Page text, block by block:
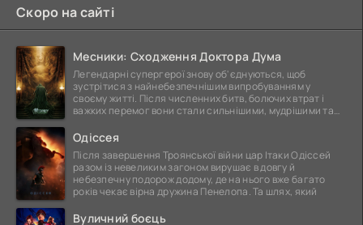
Скоро на сайті
Месники: Сходження Доктора Дума
Легендарні супергерої знову об'єднуються, щоб
зустрітися з найнебезпечнішим випробуванням у
своєму житті. Після численних битв, болючих втрат і
важких перемог вони стали сильнішими, мудрішими та
Одіссея
Після завершення Троянської війни цар Ітаки Одіссей
разом із невеликим загоном вирушає в довгу й
небезпечну подорож додому, де на нього вже багато
років чекає вірна дружина Пенелопа. Та шлях, який
Вуличний боєць